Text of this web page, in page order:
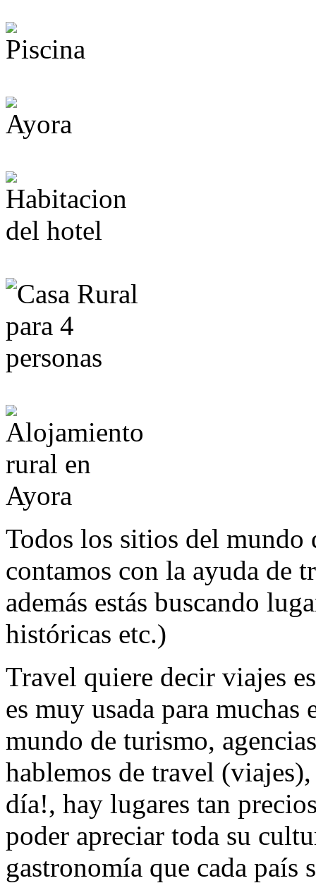
Todos los sitios del mundo
contamos con la ayuda de
además estás buscando
históricas etc.)
Travel quiere decir viajes
es muy usada para muchas
mundo de turismo,
hablemos de travel
día!, hay lugares tan
poder apreciar toda su
gastronomía que cada país